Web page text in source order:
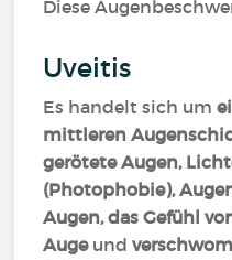
Diese
Uveitis
Es handelt sich um
mittleren
gerötete Augen,
(Photophobie),
Augen, das Gefühl
Auge und